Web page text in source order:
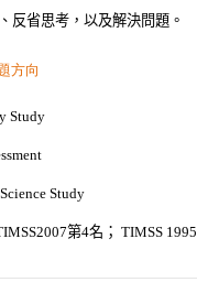
反省思考，以及解決問題。
Study
Study
第4名； TIMSS 1995